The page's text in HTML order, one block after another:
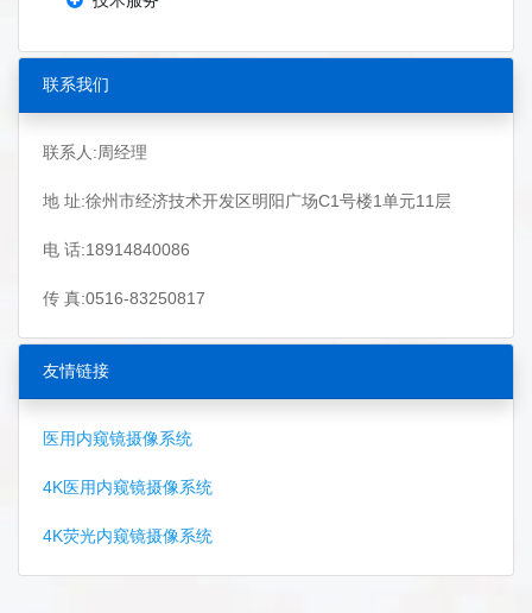
联系我们
联系人:周经理
地 址:徐州市经济技术开发区明阳广场C1号楼1单元11层
电 话:18914840086
传 真:0516-83250817
友情链接
医用内窥镜摄像系统
4K医用内窥镜摄像系统
4K荧光内窥镜摄像系统